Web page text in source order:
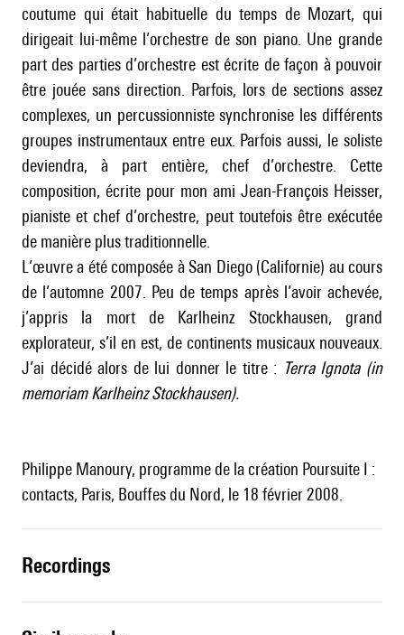
coutume qui était habituelle du temps de Mozart, qui
dirigeait lui-même l’orchestre de son piano. Une grande
part des parties d’orchestre est écrite de façon à pouvoir
être jouée sans direction. Parfois, lors de sections assez
complexes, un percussionniste synchronise les différents
groupes instrumentaux entre eux. Parfois aussi, le soliste
deviendra, à part entière, chef d’orchestre. Cette
composition, écrite pour mon ami Jean-François Heisser,
pianiste et chef d’orchestre, peut toutefois être exécutée
de manière plus traditionnelle.
L’œuvre a été composée à San Diego (Californie) au cours
de l’automne 2007. Peu de temps après l’avoir achevée,
j’appris la mort de Karlheinz Stockhausen, grand
explorateur, s’il en est, de continents musicaux nouveaux.
J’ai décidé alors de lui donner le titre : Terra Ignota (in
memoriam Karlheinz Stockhausen).
Philippe Manoury, programme de la création Poursuite I :
contacts, Paris, Bouffes du Nord, le 18 février 2008.
recordings